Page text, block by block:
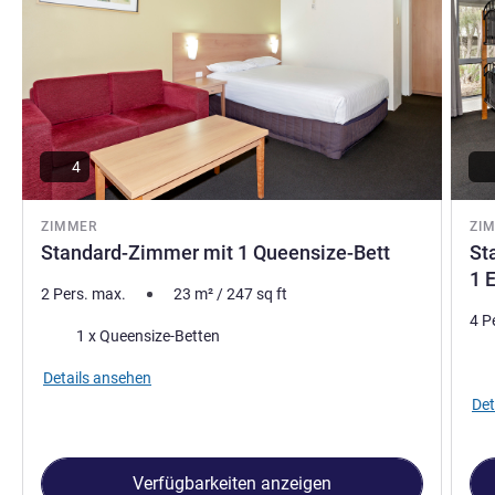
ZIMMER
Standard-Zimmer mit 1 Queensize-Bett
4
2 Pers. max. 23 m²/247sq ft
Bettwäsche
1 x Queensize-Betten
Details ansehen
Verfügbarkeiten anzeigen
1
4